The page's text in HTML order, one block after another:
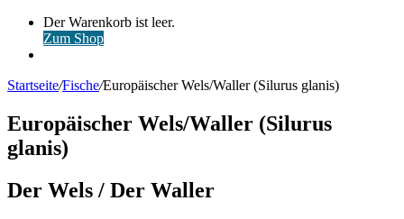
Warenkorb
ansehen
Der Warenkorb ist leer.
Zum Shop
Startseite/Fische/Europäischer Wels/Waller (Silurus glanis)
Europäischer Wels/Waller (Silurus
glanis)
Der Wels / Der Waller